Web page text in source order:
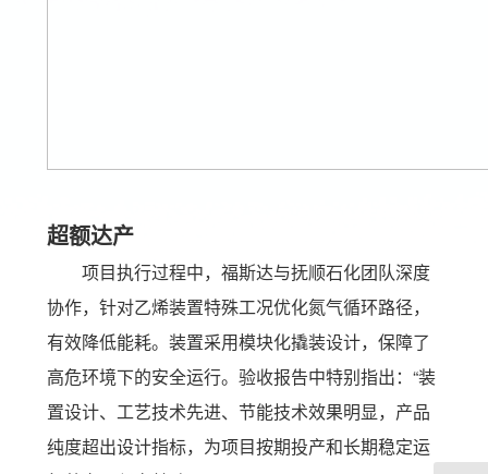
超额达产
项目执行过程中，福斯达与抚顺石化团队深度
协作，针对乙烯装置特殊工况优化氮气循环路径，
有效降低能耗。装置采用模块化撬装设计，保障了
高危环境下的安全运行。验收报告中特别指出：“装
置设计、工艺技术先进、节能技术效果明显，产品
纯度超出设计指标，为项目按期投产和长期稳定运